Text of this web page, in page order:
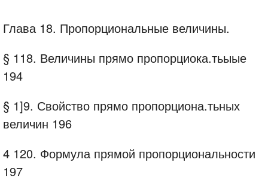
Глава 18. Пропорциональные величины.
§ 118. Величины прямо пропорциока.тьыые
194
§ 1]9. Свойство прямо пропорциона.тьных
величин 196
4 120. Формула прямой пропорциональности
197